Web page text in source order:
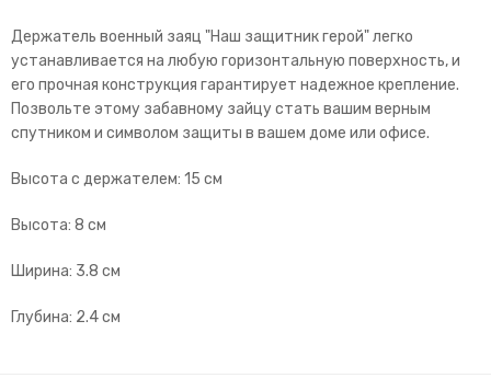
Держатель военный заяц "Наш защитник герой" легко
устанавливается на любую горизонтальную поверхность, и
его прочная конструкция гарантирует надежное крепление.
Позвольте этому забавному зайцу стать вашим верным
спутником и символом защиты в вашем доме или офисе.
Высота с держателем: 15 см
Высота: 8 см
Ширина: 3.8 см
Глубина: 2.4 см